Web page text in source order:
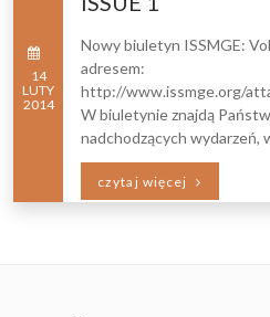
14
LUTY
2014
Nowy biuletyn ISSMGE:
adresem:
http://www.issmge.org/
W biuletynie znajdą
nadchodzących wydarzeń,
czytaj więcej